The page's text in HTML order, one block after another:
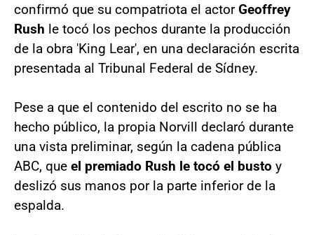
confirmó que su compatriota el actorGeoffrey
Rush le tocó los pechos durante la producción
de la obra 'King Lear', en una declaración escrita
presentada al Tribunal Federal de Sídney.
Pese a que el contenido del escrito no se ha
hecho público, la propia Norvill declaró durante
una vista preliminar, según la cadena pública
ABC, que el premiado Rush le tocó el busto y
deslizó sus manos por la parte inferior de la
espalda.